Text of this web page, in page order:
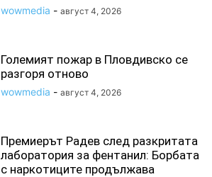
wowmedia - август 4, 2026
Големият пожар в Пловдивско се
разгоря отново
wowmedia - август 4, 2026
Премиерът Радев след разкритата
лаборатория за фентанил: Борбата
с наркотиците продължава